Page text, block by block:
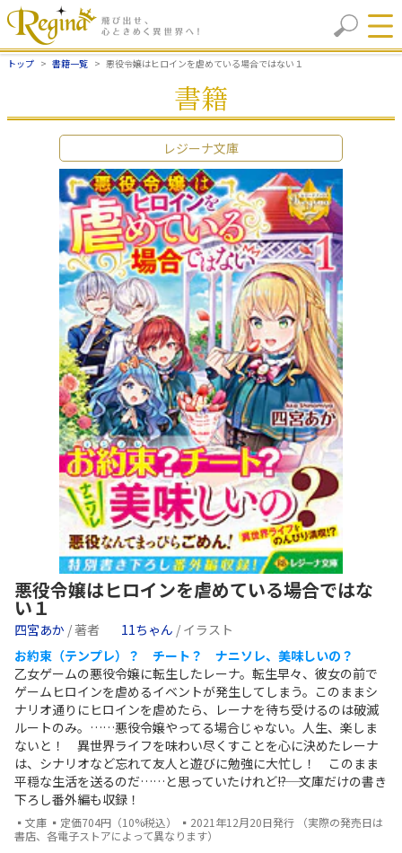
トップ 書籍一覧 悪役令嬢はヒロインを虐めている場合ではない１
書籍
レジーナ文庫
悪役令嬢はヒロインを虐めている場合ではな
い１
四宮あか / 著者 11ちゃん / イラスト
お約束（テンプレ）？ チート？ ナニソレ、美味しいの？
乙女ゲームの悪役令嬢に転生したレーナ。転生早々、彼女の前で
ゲームヒロインを虐めるイベントが発生してしまう。このままシ
ナリオ通りにヒロインを虐めたら、レーナを待ち受けるのは破滅
ルートのみ。……悪役令嬢やってる場合じゃない。人生、楽しま
ないと！ 異世界ライフを味わい尽くすことを心に決めたレーナ
は、シナリオなど忘れて友人と遊びに勉強に大忙し！ このまま
平穏な生活を送るのだ……と思っていたけれど――!? 文庫だけの書き
下ろし番外編も収録！
▪文庫 ▪定価704円（10%税込） ▪2021年12月20日発行 （実際の発売日は
書店、各電子ストアによって異なります）